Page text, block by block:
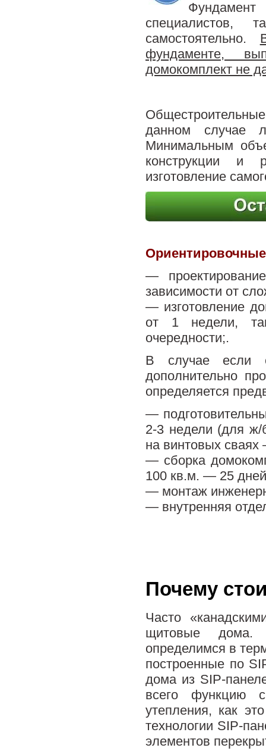
самостоятельно.
фундаменте,
домокомплект не
данном случае
Минимальным
конструкции и
изготовление
—
зависимости от
— изготовление
от 1 недели,
очередности;.
В случае если
дополнительно
определяется
—
2-3 недели (для ж/
на винтовых
— сборка
100 кв.м. — 25
— монтаж
— внутренняя
Почему
Часто
щитовые дома.
определимся в
построенные по
дома из SIP-
всего функцию
утепления, как
технологии SIP-
элементов